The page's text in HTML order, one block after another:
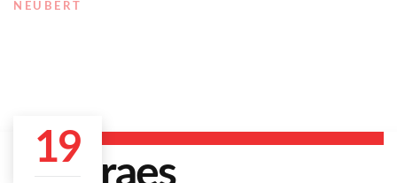
NEUBERT
19